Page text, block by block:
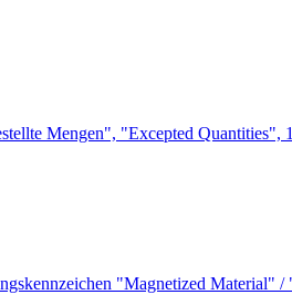
Mengen", "Excepted Quantities",
"Magnetized Material"